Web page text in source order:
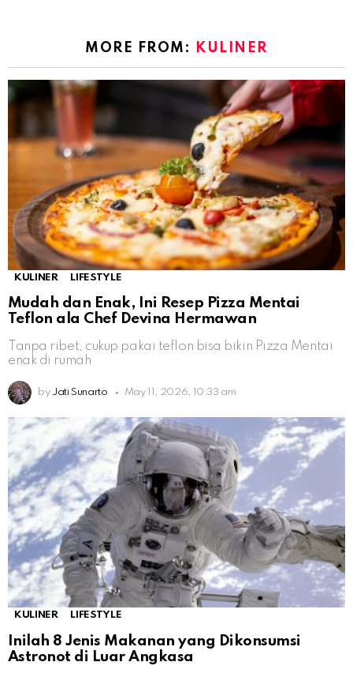
MORE FROM: KULINER
KULINER LIFESTYLE
Mudah dan Enak, Ini Resep Pizza Mentai
Teflon ala Chef Devina Hermawan
Tanpa ribet, cukup pakai teflon bisa bikin Pizza Mentai
enak di rumah
by Jati Sunarto May 11, 2026, 10:33 am
KULINER LIFESTYLE
Inilah 8 Jenis Makanan yang Dikonsumsi
Astronot di Luar Angkasa